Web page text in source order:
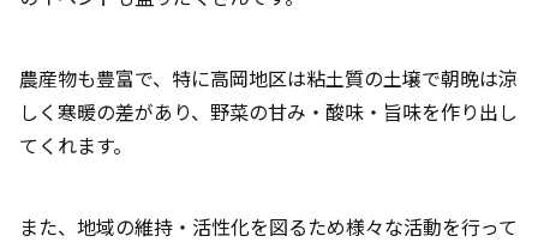
農産物も豊富で、特に高岡地区は粘土質の土壌で朝晩は涼
しく寒暖の差があり、野菜の甘み・酸味・旨味を作り出し
てくれます。
また、地域の維持・活性化を図るため様々な活動を行って